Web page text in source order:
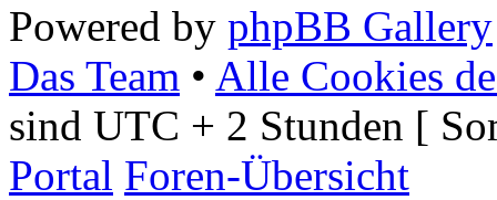
Powered by phpBB Gallery
Das Team • Alle Cookies
sind UTC + 2 Stunden [
Portal Foren-Übersicht